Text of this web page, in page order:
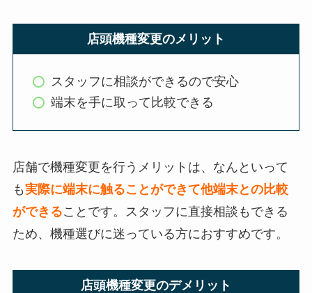
店頭機種変更のメリット
スタッフに相談ができるので安心
端末を手に取って比較できる
店舗で機種変更を行うメリットは、なんといって
も実際に端末に触ることができて他端末との比較
ができることです。スタッフに直接相談もできる
ため、機種選びに迷っている方におすすめです。
店頭機種変更のデメリット